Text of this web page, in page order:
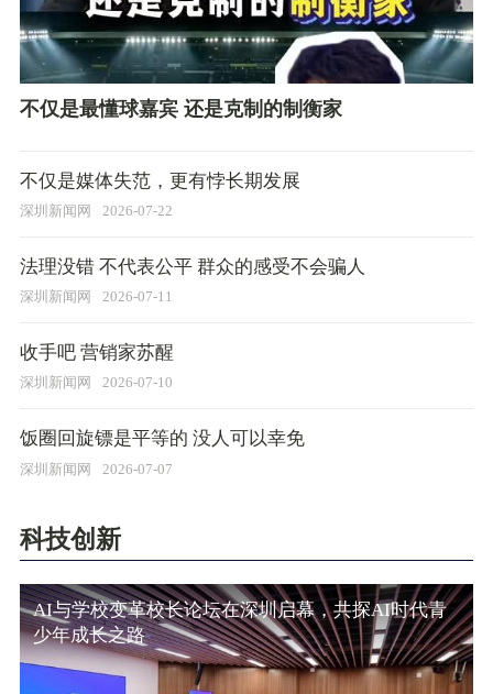
不仅是最懂球嘉宾 还是克制的制衡家
不仅是媒体失范，更有悖长期发展
深圳新闻网 2026-07-22
​法理没错 不代表公平 群众的感受不会骗人
深圳新闻网 2026-07-11
收手吧 营销家苏醒
深圳新闻网 2026-07-10
饭圈回旋镖是平等的 没人可以幸免
深圳新闻网 2026-07-07
科技创新
AI与学校变革校长论坛在深圳启幕，共探AI时代青
少年成长之路